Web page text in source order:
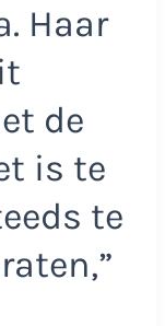
Haar
de
is te
te